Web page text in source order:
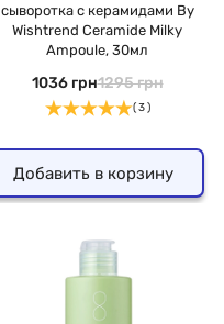
сыворотка с керамидами By
Wishtrend Ceramide Milky
Ampoule, 30мл
1036 грн1295 грн
( 3 )
Добавить в корзину